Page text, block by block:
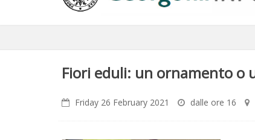
Fiori eduli: un ornamento o
Friday 26 February 2021 dalle ore 16